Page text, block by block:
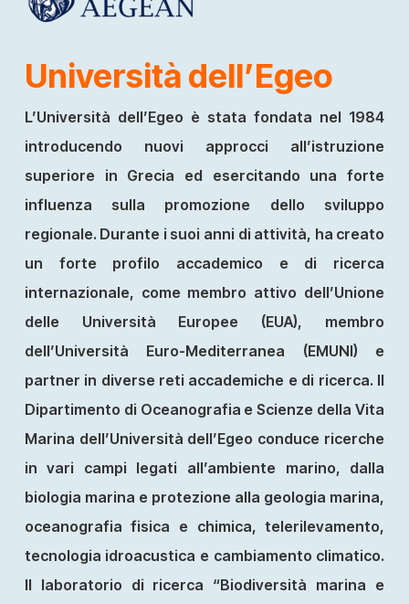
Università dell’Egeo
L’Università dell’Egeo è stata fondata nel 1984
introducendo nuovi approcci all’istruzione
superiore in Grecia ed esercitando una forte
influenza sulla promozione dello sviluppo
regionale. Durante i suoi anni di attività, ha creato
un forte profilo accademico e di ricerca
internazionale, come membro attivo dell’Unione
delle Università Europee (EUA), membro
dell’Università Euro-Mediterranea (EMUNI) e
partner in diverse reti accademiche e di ricerca. Il
Dipartimento di Oceanografia e Scienze della Vita
Marina dell’Università dell’Egeo conduce ricerche
in vari campi legati all’ambiente marino, dalla
biologia marina e protezione alla geologia marina,
oceanografia fisica e chimica, telerilevamento,
tecnologia idroacustica e cambiamento climatico.
Il laboratorio di ricerca “Biodiversità marina e